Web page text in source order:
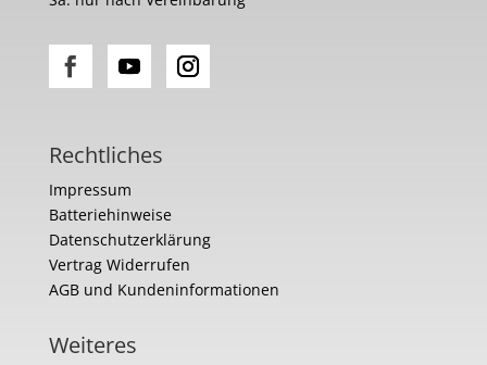
Rechtliches
Impressum
Batteriehinweise
Datenschutzerklärung
Vertrag Widerrufen
AGB und Kundeninformationen
Weiteres